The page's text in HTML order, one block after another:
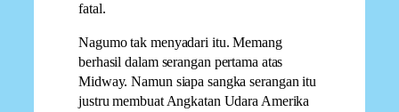
fatal.
Nagumo tak menyadari itu. Memang
berhasil dalam serangan pertama atas
Midway. Namun siapa sangka serangan itu
justru membuat Angkatan Udara Amerika